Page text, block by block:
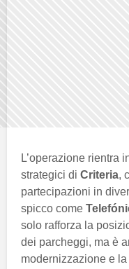
L’operazione rientra
strategici di Criteria,
partecipazioni in
spicco come
solo rafforza la
dei parcheggi, ma è
modernizzazione e